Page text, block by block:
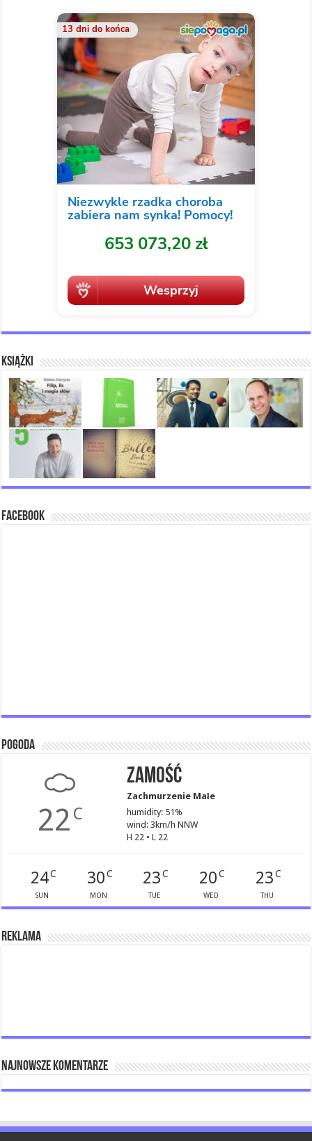
Książki
Facebook
Pogoda
22 C
Zamość
Zachmurzenie Małe
humidity: 51%
wind: 3km/h NNW
H 22 • L 22
24C
SUN
30C
MON
23 C
TUE
20C
WED
23C
THU
Reklama
Najnowsze komentarze